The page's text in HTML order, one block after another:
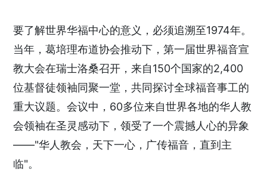
要了解世界华福中心的意义，必须追溯至1974年。
当年，葛培理布道协会推动下，第一届世界福音宣
教大会在瑞士洛桑召开，来自150个国家的2,400
位基督徒领袖同聚一堂，共同探讨全球福音事工的
重大议题。会议中，60多位来自世界各地的华人教
会领袖在圣灵感动下，领受了一个震撼人心的异象
——"华人教会，天下一心，广传福音，直到主
临"。